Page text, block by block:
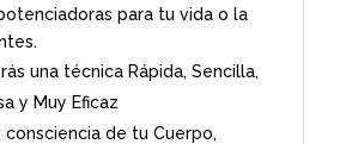
para tu vida o la
una técnica Rápida, Sencilla,
y Muy Eficaz
consciencia de tu Cuerpo,